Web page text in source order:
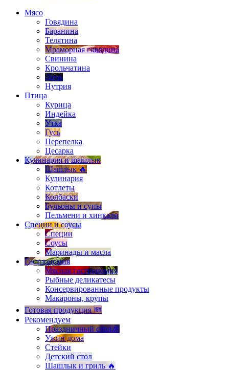
Мясо
Говядина
Баранина
Телятина
Мраморная говядина
Свинина
Крольчатина
Дичь
Нутрия
Птица
Курица
Индейка
Утка
Гусь
Перепелка
Цесарка
Кулинария и шашлык
Шашлык 🔥
Кулинария
Котлеты
Колбаски
Бульоны и супы
Пельмени и хинкали
Специи и соусы
Специи
Соусы
Маринады и масла
Гастрономия
Мясная гастрономия
Рыбные деликатесы
Консервированные продукты
Макароны, крупы
Готовая продукция 🆕
Рекомендуем
Праздничный стол🎉
Ужин дома
Стейки
Детский стол
Шашлык и гриль 🔥